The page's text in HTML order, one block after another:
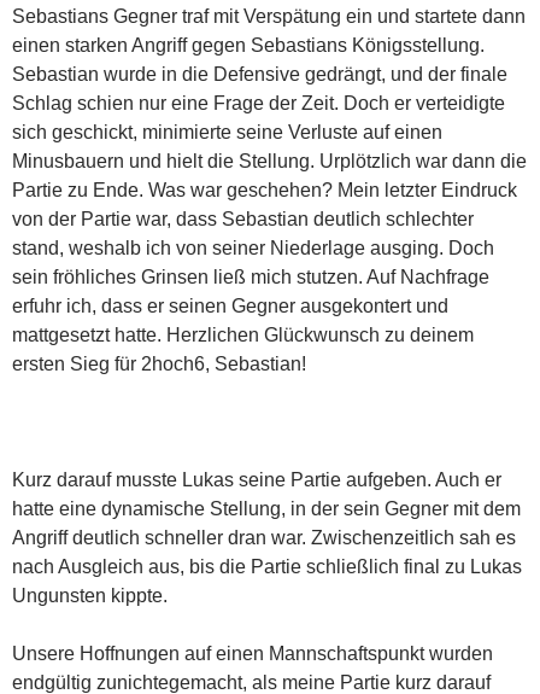
Sebastians Gegner traf mit Verspätung ein und startete dann
einen starken Angriff gegen Sebastians Königsstellung.
Sebastian wurde in die Defensive gedrängt, und der finale
Schlag schien nur eine Frage der Zeit. Doch er verteidigte
sich geschickt, minimierte seine Verluste auf einen
Minusbauern und hielt die Stellung. Urplötzlich war dann die
Partie zu Ende. Was war geschehen? Mein letzter Eindruck
von der Partie war, dass Sebastian deutlich schlechter
stand, weshalb ich von seiner Niederlage ausging. Doch
sein fröhliches Grinsen ließ mich stutzen. Auf Nachfrage
erfuhr ich, dass er seinen Gegner ausgekontert und
mattgesetzt hatte. Herzlichen Glückwunsch zu deinem
ersten Sieg für 2hoch6, Sebastian!
Kurz darauf musste Lukas seine Partie aufgeben. Auch er
hatte eine dynamische Stellung, in der sein Gegner mit dem
Angriff deutlich schneller dran war. Zwischenzeitlich sah es
nach Ausgleich aus, bis die Partie schließlich final zu Lukas
Ungunsten kippte.
Unsere Hoffnungen auf einen Mannschaftspunkt wurden
endgültig zunichtegemacht, als meine Partie kurz darauf